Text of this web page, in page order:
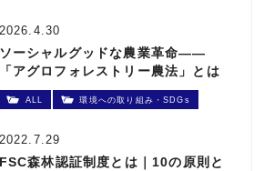
2026.4.30
ソーシャルグッドな農業革命——
「アグロフォレストリー農法」とは
何か、その効果と日本の動き
ALL 環境への取り組み・SDGs
2022.7.29
FSC森林認証制度とは｜10の原則と